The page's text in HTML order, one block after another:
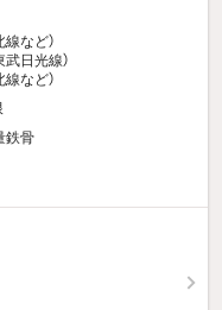
線など）
武日光線）
線など）
鉄骨